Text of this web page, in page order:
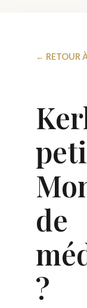
← RETOUR
de
?